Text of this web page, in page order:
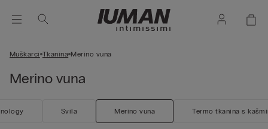
Muškarci Tkanina Merino vuna
Merino vuna
Svila Merino vuna Termo tkanina s